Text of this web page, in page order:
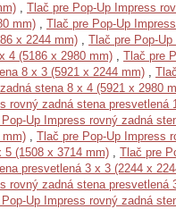
, Tlač pre Pop-Up Impress
mm) , Tlač pre Pop-Up
x 2244 mm) , Tlač pre Pop-
4 (5186 x 2980 mm) , Tlač pre
8 x 3 (5921 x 2244 mm) ,
stena 8 x 4 (5921 x 2980
rovný zadná stena presvetlená
Up Impress rovný zadná
mm) , Tlač pre Pop-Up Impress
5 (1508 x 3714 mm) , Tlač pre
presvetlená 3 x 3 (2244 x
rovný zadná stena presvetlená
Up Impress rovný zadná